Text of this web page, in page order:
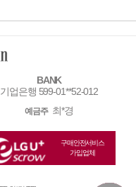
BANK
기업은행 599-01**52-012
예금주최*경
구매안전서비스
가입업체